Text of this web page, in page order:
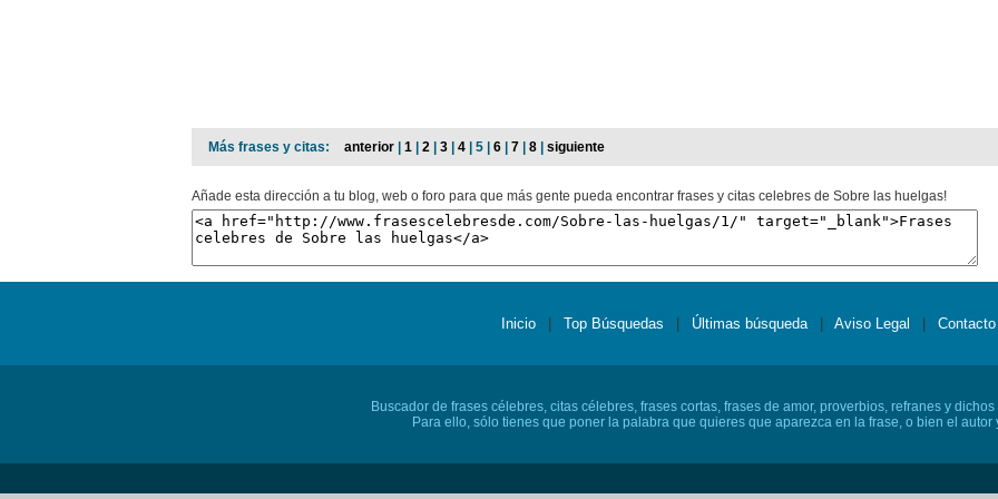
Más frases y citas: anterior 1 2 3 4 | 5 | 6 7 8 siguiente
Añade esta dirección a tu blog, web o foro para que más gente pueda encontrar frases y citas celebres de Sobre las huelgas!
Inicio Top Búsquedas Últimas búsqueda Aviso Legal Contacto
Buscador de frases célebres, citas célebres, frases cortas, frases de amor, proverbios, refranes y
Para ello, sólo tienes que poner la palabra que quieres que aparezca en la frase, o bien el autor